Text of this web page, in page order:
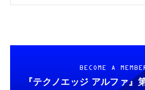
BECOME A
『テクノエッジ アルファ』